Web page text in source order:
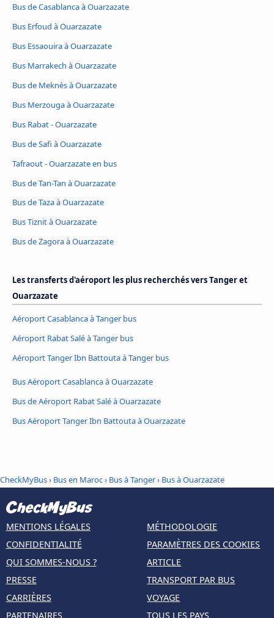
Bus de Casablanca à Ouarzazate
Bus Erfoud à Ouarzazate
Bus Essaouira à Ouarzazate
Bus Marrakech à Ouarzazate
Bus de Meknès à Ouarzazate
Bus Merzouga à Ouarzazate
Bus Rabat - Ouarzazate
Bus de Safi à Ouarzazate
Tafraout - Ouarzazate en bus
Bus de Tan-Tan à Ouarzazate
Bus de Taza à Ouarzazate
Bus Tiznit à Ouarzazate
Bus de Zagora à Ouarzazate
Les transferts d'aéroport les plus recherchés vers Tanger et
Ouarzazate
Aéroport Casablanca à Tanger bus
Aéroport Rabat Salé à Tanger bus
Aéroport Tanger Ibn Battouta à Tanger bus
Bus Aéroport Casablanca à Ouarzazate
Bus de Aéroport Rabat Salé à Ouarzazate
Bus Aéroport Tanger Ibn Battouta à Ouarzazate
CheckMyBus› Bus en Maroc› Bus à Tanger› Bus à Ouarzazate
MENTIONS LÉGALES
CONFIDENTIALITÉ
QUI SOMMES-NOUS ?
PRESSE
CARRIÈRES
PARTENAIRES
MÉTHODOLOGIE
PARAMÈTRES DES COOKIES
ARTICLE
TRANSPORT PAR BUS
VOYAGE
TOUS LES PAYS